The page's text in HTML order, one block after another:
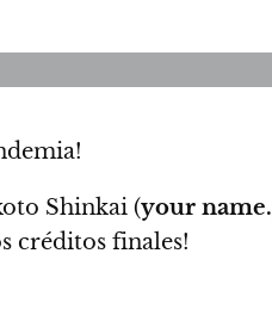
Shinkai (your name.
créditos finales!